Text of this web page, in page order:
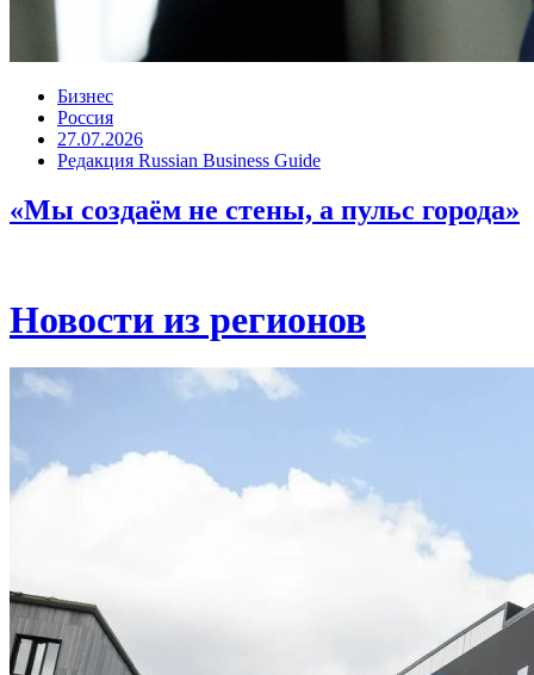
Бизнес
Россия
27.07.2026
Редакция Russian Business Guide
«Мы создаём не стены, а пульс города»
Новости из регионов